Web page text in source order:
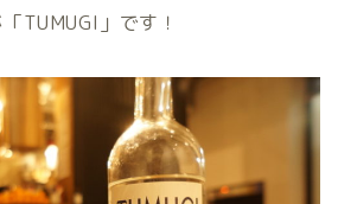
TUMUGI」です！